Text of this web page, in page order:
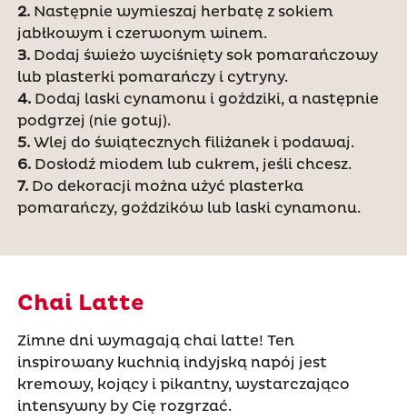
2.Następnie wymieszaj herbatę z sokiem
jabłkowym i czerwonym winem.
3.Dodaj świeżo wyciśnięty sok pomarańczowy
lub plasterki pomarańczy i cytryny.
4.Dodaj laski cynamonu i goździki, a następnie
podgrzej (nie gotuj).
5.Wlej do świątecznych filiżanek i podawaj.
6.Dosłodź miodem lub cukrem, jeśli chcesz.
7.Do dekoracji można użyć plasterka
pomarańczy, goździków lub laski cynamonu.
Chai Latte
Zimne dni wymagają chai latte! Ten
inspirowany kuchnią indyjską napój jest
kremowy, kojący i pikantny, wystarczająco
intensywny by Cię rozgrzać.